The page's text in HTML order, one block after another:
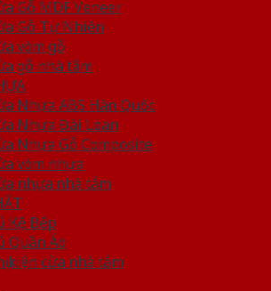
Gỗ MDF Veneer
Gỗ Tự Nhiên
vòm gỗ
gỗ nhà tắm
Nhựa ABS Hàn Quốc
Nhựa Đài Loan
Nhựa Gỗ Composite
vòm nhựa
nhựa nhà tắm
Kệ Bếp
Quần Áo
kiện cửa nhà tắm